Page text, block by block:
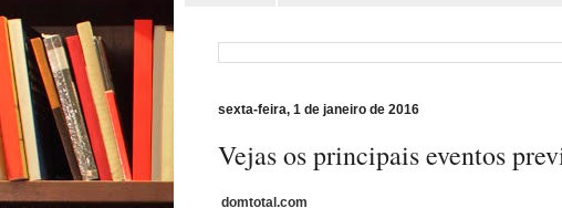
sexta-feira, 1 de janeiro de 2016
Vejas os principais eventos
domtotal.com